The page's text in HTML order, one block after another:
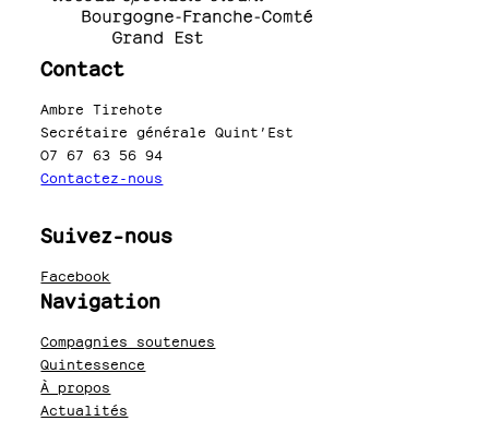
Contact
Ambre Tirehote
Secrétaire générale Quint’Est
07 67 63 56 94
Contactez-nous
Suivez-nous
Facebook
Navigation
Compagnies soutenues
Quintessence
À propos
Actualités